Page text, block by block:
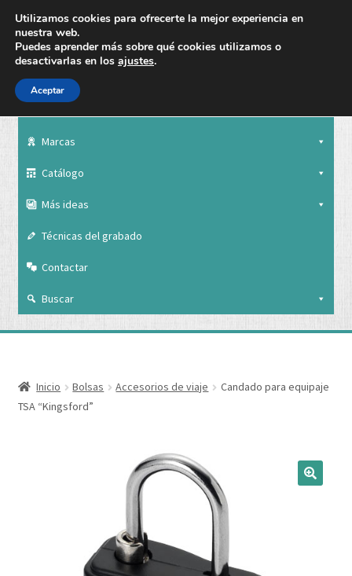
Marcas
Catálogo
Más ideas
Técnicas del grabado
Contactar
Buscar
Nuestra empresa
el
Catálogo
hijo
Técnicas del grabado
Inicio Bolsas Accesorios de viaje
Candado para equipaje
TSA “Kingsford”
Utilizamos cookies para ofrecerte la mejor experiencia en
nuestra web.
Puedes aprender más sobre qué cookies utilizamos o
desactivarlas en los ajustes.
Aceptar